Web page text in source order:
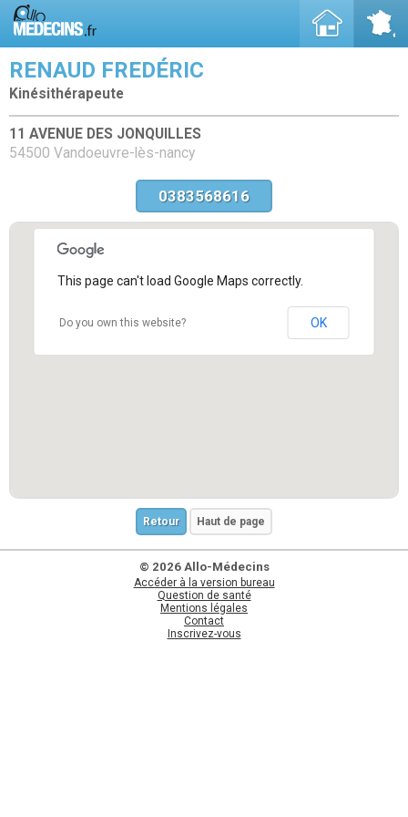
RENAUD FREDÉRIC
Kinésithérapeute
11 AVENUE DES JONQUILLES
54500 Vandoeuvre-lès-nancy
0383568616
This page can't load Google Maps correctly.
Do you own this website? OK
Retour Haut de page
© 2026 Allo-Médecins
Accéder à la version bureau
Question de santé
Mentions légales
Contact
Inscrivez-vous